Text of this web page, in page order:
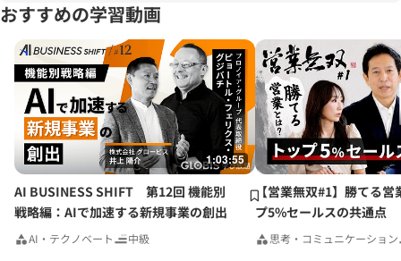
おすすめの学習動画
1:03:55
AI BUSINESS SHIFT 第12回 機能別
戦略編：AIで加速する新規事業の創出
AI・テクノベート 中級
【営業無双#1】勝てる営
プ5%セールスの共通点
思考・コミュニケーション